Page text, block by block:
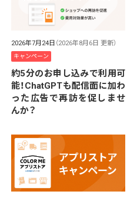
2026年7月24日 （2026年8月6日 更新）
キャンペーン
約5分のお申し込みで利用可
能！ChatGPTも配信面に加わ
った広告で再訪を促しませ
んか？